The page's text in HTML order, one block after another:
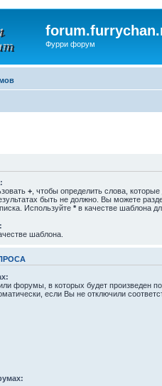
Фурри форум
+ , чтобы определить слова,
быть не должно. Вы можете
Используйте * в качестве шаблона
шаблона.
форумы, в которых будет произведен
если Вы не отключили